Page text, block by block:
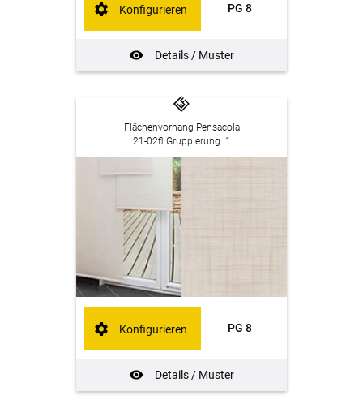
PG 8
Details / Muster
Konfigurieren
Flächenvorhang Pensacola
21-02fl Gruppierung: 1
PG 8
Details / Muster
Konfigurieren